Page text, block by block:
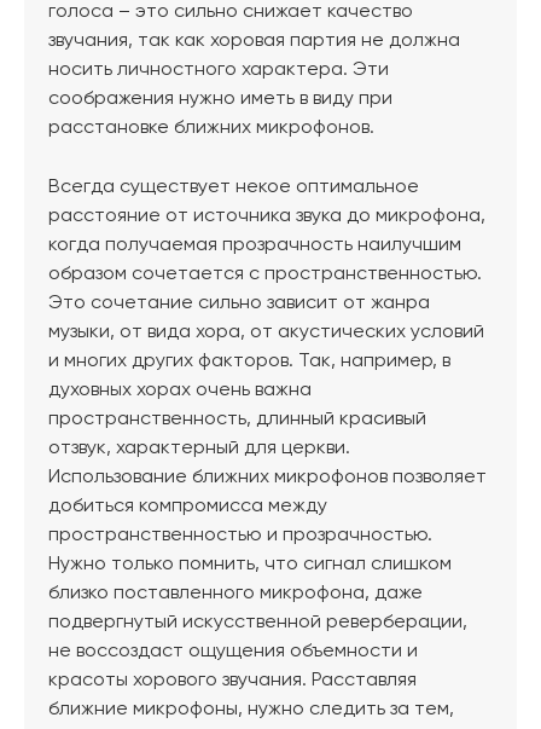
голоса – это сильно снижает качество
звучания, так как хоровая партия не должна
носить личностного характера. Эти
соображения нужно иметь в виду при
расстановке ближних микрофонов.
Всегда существует некое оптимальное
расстояние от источника звука до микрофона,
когда получаемая прозрачность наилучшим
образом сочетается с пространственностью.
Это сочетание сильно зависит от жанра
музыки, от вида хора, от акустических условий
и многих других факторов. Так, например, в
духовных хорах очень важна
пространственность, длинный красивый
отзвук, характерный для церкви.
Использование ближних микрофонов позволяет
добиться компромисса между
пространственностью и прозрачностью.
Нужно только помнить, что сигнал слишком
близко поставленного микрофона, даже
подвергнутый искусственной реверберации,
не воссоздаст ощущения объемности и
красоты хорового звучания. Расставляя
ближние микрофоны, нужно следить за тем,